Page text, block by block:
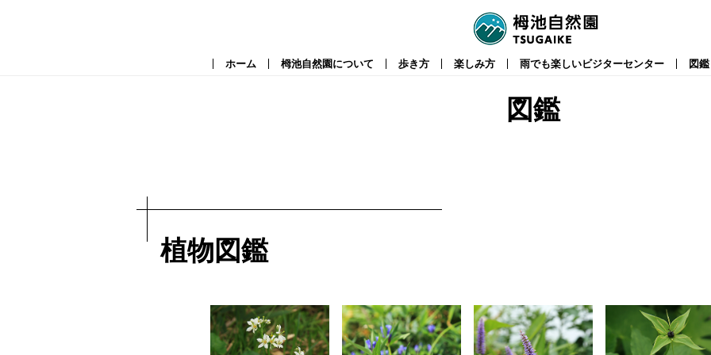
ホーム 栂池自然園について 歩き方 楽しみ方 雨でも楽しいビジターセンター 図鑑
図鑑
植物図鑑